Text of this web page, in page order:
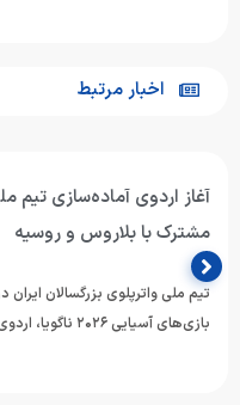
اخبار مرتبط
آغاز اردوی آماده‌سازی تیم
مشترک با بلاروس و روسیه
تیم ملی واترپلوی بزرگسالان
بازی‌های آسیایی ۲۰۲۶ ناگویا، اردوی خود را در…